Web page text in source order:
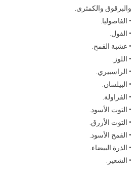
والبرقوق والكمثرى.
• الفاصوليا.
• الفول.
• عشبة القمح.
• اللوز.
• الراسبيري.
• البيلسان.
• الفراولة.
• التوت الأسود.
• التوت الأزرق.
• القمح الأسود.
• الذرة البيضاء.
• الشعير.